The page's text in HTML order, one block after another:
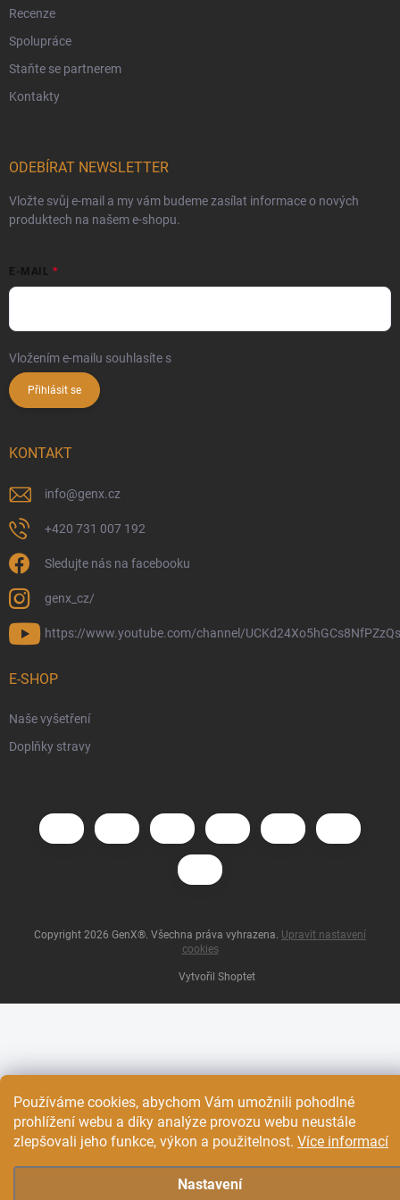
Používáme cookies, abychom Vám umožnili pohodlné
prohlížení webu a díky analýze provozu webu neustále
zlepšovali jeho funkce, výkon a použitelnost. Více informací
Nastavení
Recenze
Spolupráce
Staňte se partnerem
Kontakty
ODEBÍRAT NEWSLETTER
Vložte svůj e-mail a my vám budeme zasílat informace o nových
produktech na našem e-shopu.
E-MAIL
Vložením e-mailu souhlasíte s
Přihlásit se
KONTAKT
info@genx.cz
+420 731 007 192
Sledujte nás na facebooku
genx_cz/
https://www.youtube.com/channel/
E-SHOP
Naše vyšetření
Doplňky stravy
Vytvořil Shoptet
Copyright 2026 GenX®. Všechna práva vyhrazena. Upravit nastavení
cookies